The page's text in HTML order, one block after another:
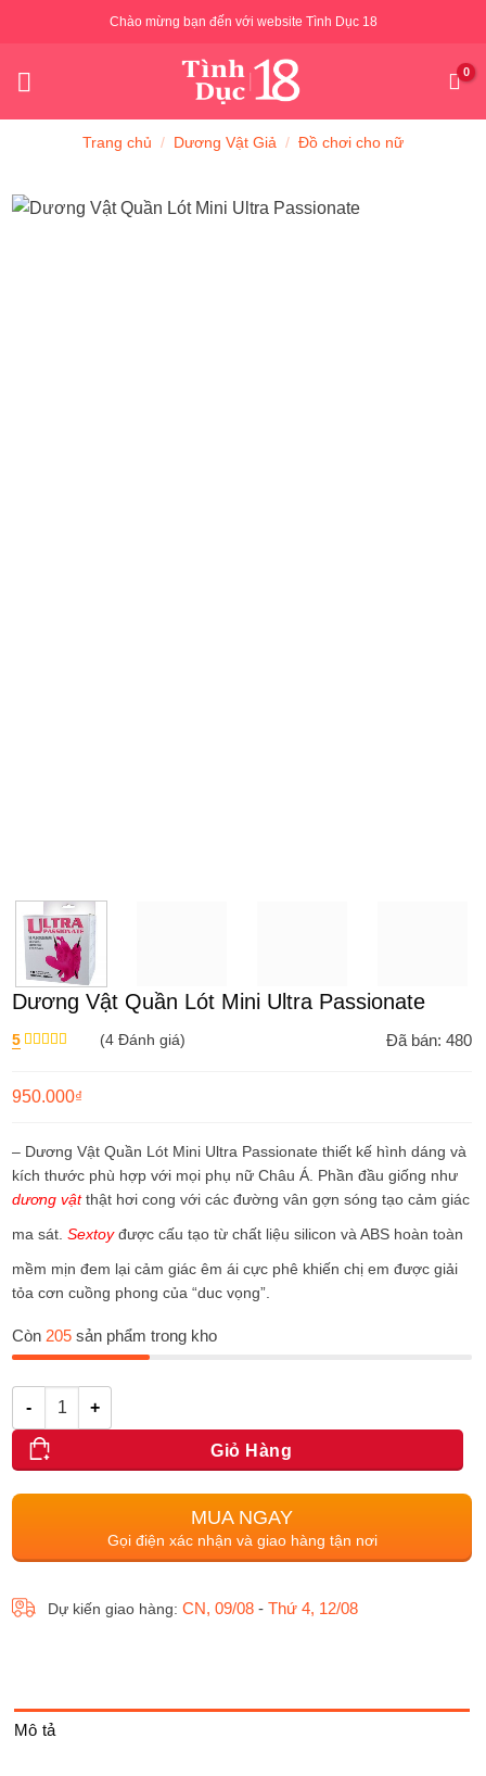
Chào mừng bạn đến với website Tình Dục 18
Trang chủ / Dương Vật Giả / Đồ chơi cho nữ
Dương Vật Quần Lót Mini Ultra Passionate
5
sao
(4Đánh giá) Đã bán: 480
950.000₫
– Dương Vật Quần Lót Mini Ultra Passionate thiết kế hình dáng và
kích thước phù hợp với mọi phụ nữ Châu Á. Phần đầu giống như
dương vậtthật hơi cong với các đường vân gợn sóng tạo cảm giác
ma sát. Sextoyđược cấu tạo từ chất liệu silicon và ABS hoàn toàn
mềm mịn đem lại cảm giác êm ái cực phê khiến chị em được giải
tỏa cơn cuồng phong của “duc vọng”.
Còn 205 sản phẩm trong kho
Số lượng
Giỏ Hàng
MUA NGAY
Gọi điện xác nhận và giao hàng tận nơi
Dự kiến giao hàng: CN, 09/08 - Thứ 4, 12/08
Mô tả